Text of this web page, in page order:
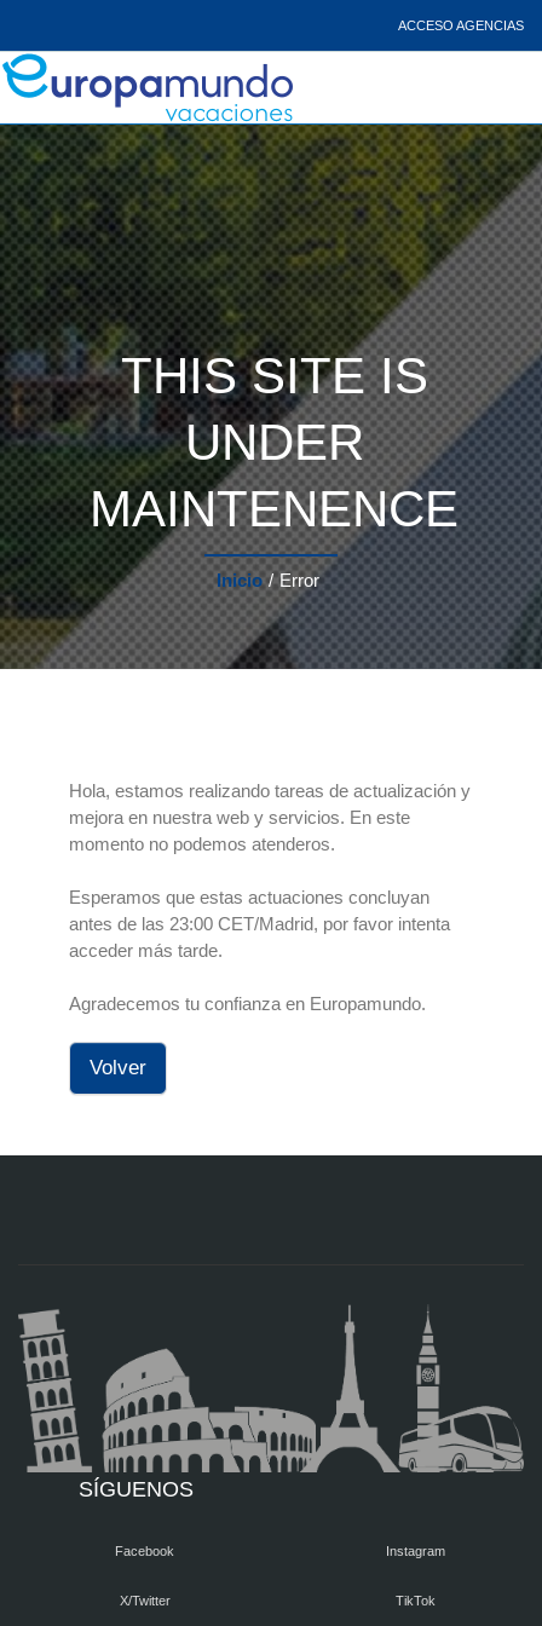
ACCESO AGENCIAS
THIS SITE IS
UNDER
MAINTENENCE
Inicio / Error
Hola, estamos realizando tareas de actualización y
mejora en nuestra web y servicios. En este
momento no podemos atenderos.
Esperamos que estas actuaciones concluyan
antes de las 23:00 CET/Madrid, por favor intenta
acceder más tarde.
Agradecemos tu confianza en Europamundo.
Volver
SÍGUENOS
Facebook
X/Twitter
Instagram
TikTok